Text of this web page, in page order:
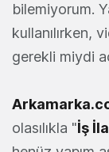
bilemiyorum.
kullanılırken,
gerekli miydi
olasılıkla "İş